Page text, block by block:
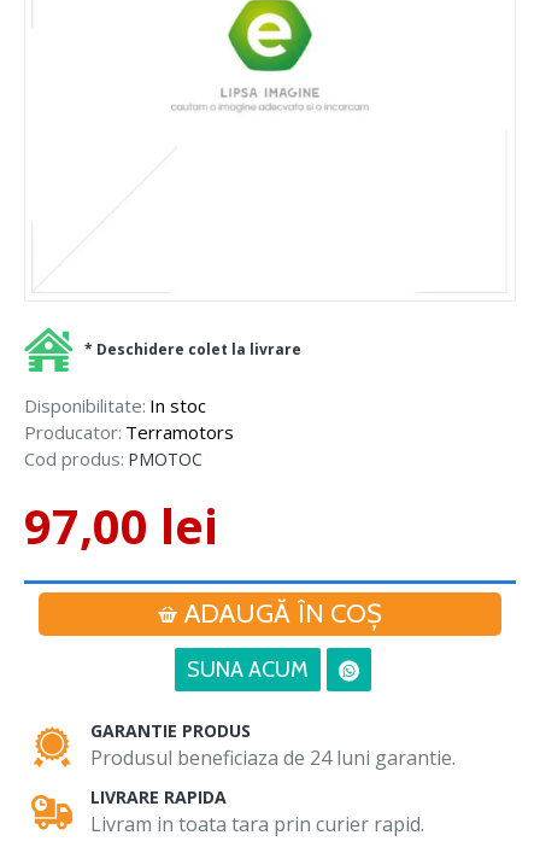
Disponibilitate: In stoc
Producator: Terramotors
Cod produs: PMOTOC
97,00 lei
ADAUGĂ ÎN COŞ
SUNA ACUM
* Deschidere colet la livrare
GARANTIE PRODUS
Produsul beneficiaza de 24 luni garantie.
LIVRARE RAPIDA
Livram in toata tara prin curier rapid.